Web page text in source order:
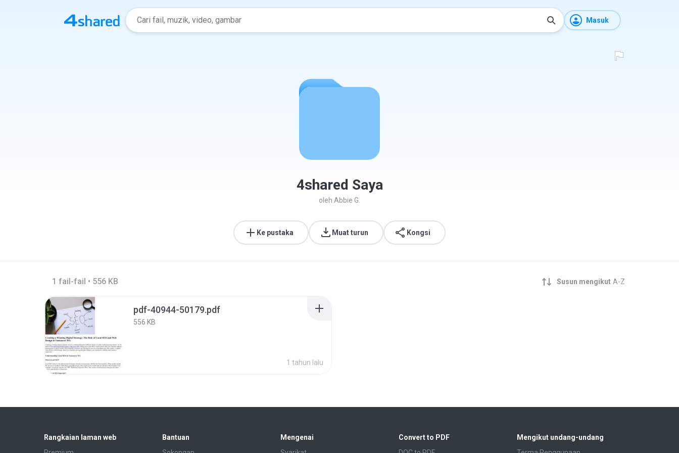
Masuk
4shared Saya
oleh Abbie G.
Ke pustaka Muat turun Kongsi
1 fail-fail • 556 KB Susun mengikut A-Z
pdf-40944-50179.pdf
556 KB
1 tahun lalu
Rangkaian laman web
Bantuan
Mengenai
Convert to PDF
Mengikut undang-undang